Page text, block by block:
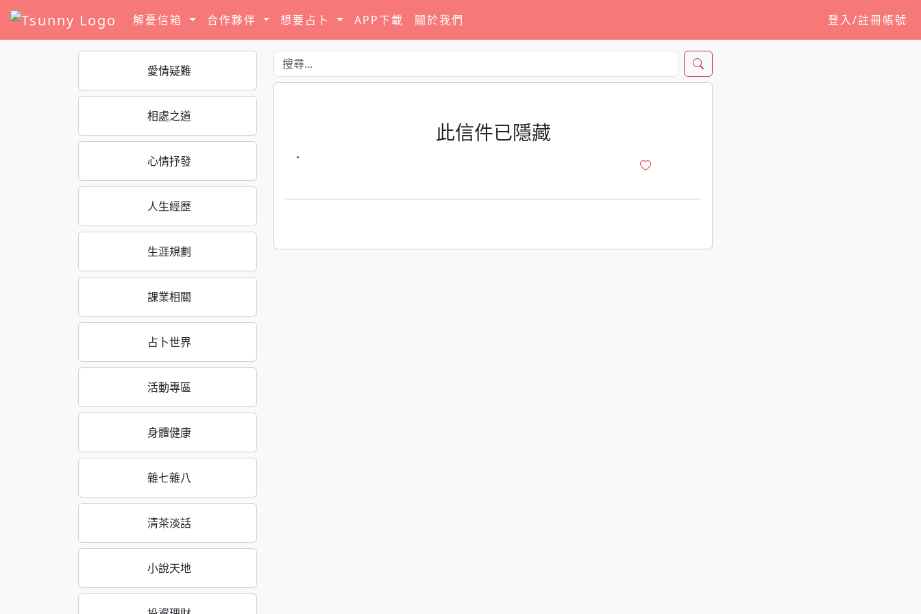
解憂信箱 合作夥伴 想要占卜 APP下載 關於我們 登入/註冊帳號
愛情疑難
相處之道
心情抒發
人生經歷
生涯規劃
課業相關
占卜世界
活動專區
身體健康
雜七雜八
清茶淡話
小說天地
此信件已隱藏
·